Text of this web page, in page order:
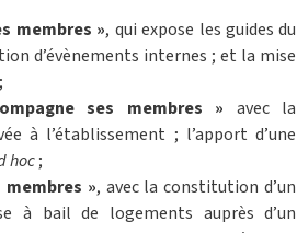
membres », qui expose les guides du
d’évènements internes ; et la mise
ses membres » avec la
à l’établissement ; l’apport d’une
hoc;
», avec la constitution d’un
à bail de logements auprès d’un